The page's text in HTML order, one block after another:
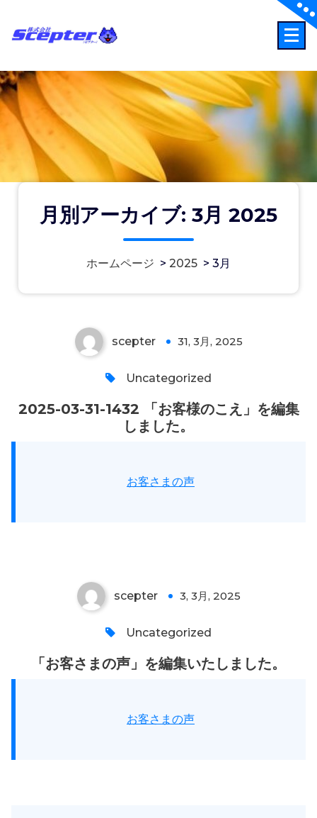
ツ
へ
ス
キ
月別アーカイブ: 3月 2025
ホームページ > 2025 > 3月
2025-03-31-1432 「お客様のこえ」
scepter 31, 3月, 2025
Uncategorized
2025-03-31-1432 「お客様のこえ」を編集
しました。
お客さまの声
scepter 3, 3月, 2025
Uncategorized
「お客さまの声」を編集いたしました。
お客さまの声